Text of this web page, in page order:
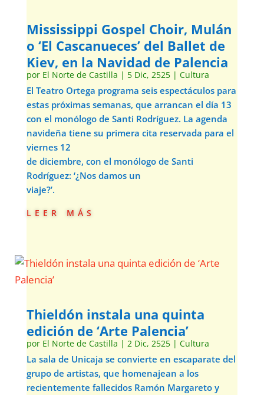
Mississippi Gospel Choir, Mulán
o ‘El Cascanueces’ del Ballet de
Kiev, en la Navidad de Palencia
por El Norte de Castilla | 5 Dic, 2525| Cultura
El Teatro Ortega programa seis espectáculos para
estas próximas semanas, que arrancan el día 13
con el monólogo de Santi Rodríguez. La agenda
navideña tiene su primera cita reservada para el
viernes 12
de diciembre, con el monólogo de Santi
Rodríguez: ‘¿Nos damos un
viaje?’.
leer más
Thieldón instala una quinta
edición de ‘Arte Palencia’
por El Norte de Castilla | 2 Dic, 2525| Cultura
La sala de Unicaja se convierte en escaparate del
grupo de artistas, que homenajean a los
recientemente fallecidos Ramón Margareto y